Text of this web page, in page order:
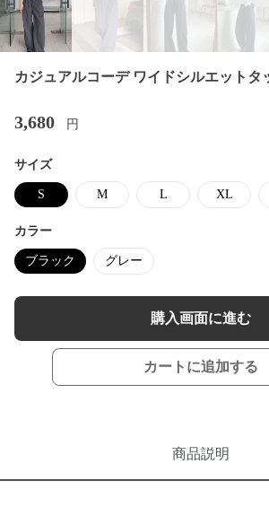
カジュアルコーデ ワイドシルエットタ
3,680 円
サイズ
S M L XL
カラー
ブラック グレー
購入画面に進む
カートに追加する
商品説明